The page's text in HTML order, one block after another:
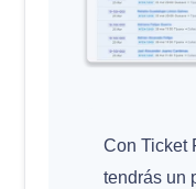
Con Ticket
tendrás un